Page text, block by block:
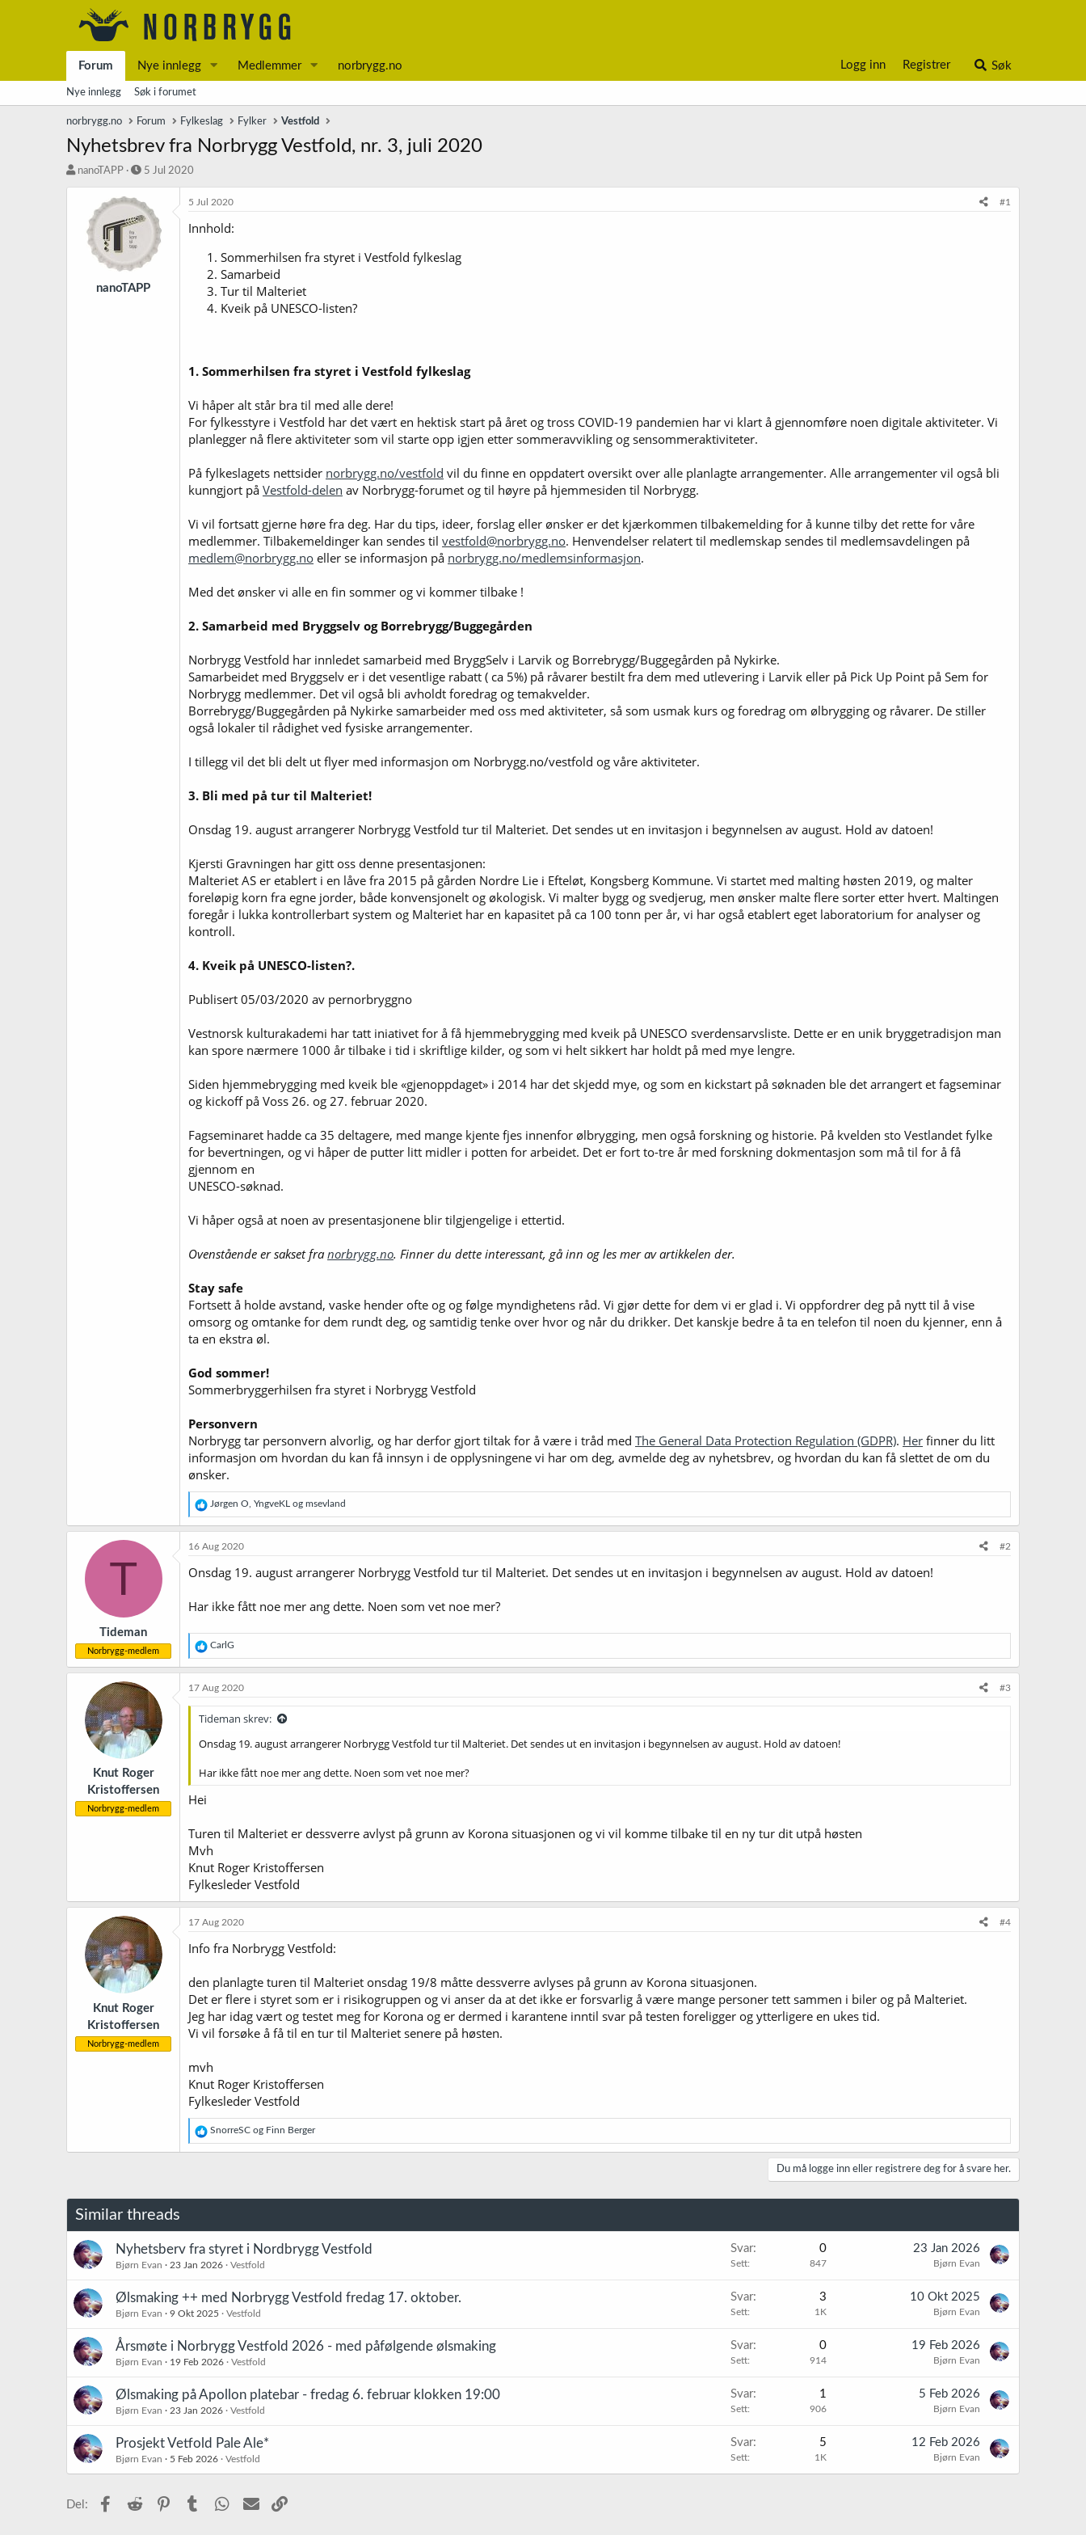
Forum Nye innlegg Medlemmer norbrygg.no Logg inn Registrer Søk
Nye innlegg Søk i forumet
norbrygg.no Forum Fylkeslag Fylker Vestfold
Nyhetsbrev fra Norbrygg Vestfold, nr. 3, juli 2020
T
nanoTAPP
S
r
a
o
5 Jul 2020
nanoTAPP
5 Jul 2020 #1
Innhold:
Sommerhilsen fra styret i Vestfold fylkeslag
Samarbeid
Tur til Malteriet
Kveik på UNESCO-listen?
1. Sommerhilsen fra styret i Vestfold fylkeslag
Vi håper alt står bra til med alle dere!
For fylkesstyre i Vestfold har det vært en hektisk start på året og tross COVID-19 pandemien har vi klart å gjennomføre noen digitale aktiviteter. Vi
planlegger nå flere aktiviteter som vil starte opp igjen etter sommeravvikling og sensommeraktiviteter.
På fylkeslagets nettsider norbrygg.no/vestfold vil du finne en oppdatert oversikt over alle planlagte arrangementer. Alle arrangementer vil også bli
kunngjort på Vestfold-delen av Norbrygg-forumet og til høyre på hjemmesiden til Norbrygg.
Vi vil fortsatt gjerne høre fra deg. Har du tips, ideer, forslag eller ønsker er det kjærkommen tilbakemelding for å kunne tilby det rette for våre
medlemmer. Tilbakemeldinger kan sendes til vestfold@norbrygg.no. Henvendelser relatert til medlemskap sendes til medlemsavdelingen på
medlem@norbrygg.no eller se informasjon på norbrygg.no/medlemsinformasjon.
Med det ønsker vi alle en fin sommer og vi kommer tilbake !
2. Samarbeid med Bryggselv og Borrebrygg/Buggegården
Norbrygg Vestfold har innledet samarbeid med BryggSelv i Larvik og Borrebrygg/Buggegården på Nykirke.
Samarbeidet med Bryggselv er i det vesentlige rabatt ( ca 5%) på råvarer bestilt fra dem med utlevering i Larvik eller på Pick Up Point på Sem for
Norbrygg medlemmer. Det vil også bli avholdt foredrag og temakvelder.
Borrebrygg/Buggegården på Nykirke samarbeider med oss med aktiviteter, så som usmak kurs og foredrag om ølbrygging og råvarer. De stiller
også lokaler til rådighet ved fysiske arrangementer.
I tillegg vil det bli delt ut flyer med informasjon om Norbrygg.no/vestfold og våre aktiviteter.
3. Bli med på tur til Malteriet!
Onsdag 19. august arrangerer Norbrygg Vestfold tur til Malteriet. Det sendes ut en invitasjon i begynnelsen av august. Hold av datoen!
Kjersti Gravningen har gitt oss denne presentasjonen:
Malteriet AS er etablert i en låve fra 2015 på gården Nordre Lie i Efteløt, Kongsberg Kommune. Vi startet med malting høsten 2019, og malter
foreløpig korn fra egne jorder, både konvensjonelt og økologisk. Vi malter bygg og svedjerug, men ønsker malte flere sorter etter hvert. Maltingen
foregår i lukka kontrollerbart system og Malteriet har en kapasitet på ca 100 tonn per år, vi har også etablert eget laboratorium for analyser og
kontroll.
4. Kveik på UNESCO-listen?.
Publisert 05/03/2020 av pernorbryggno
Vestnorsk kulturakademi har tatt iniativet for å få hjemmebrygging med kveik på UNESCO sverdensarvsliste. Dette er en unik bryggetradisjon man
kan spore nærmere 1000 år tilbake i tid i skriftlige kilder, og som vi helt sikkert har holdt på med mye lengre.
Siden hjemmebrygging med kveik ble «gjenoppdaget» i 2014 har det skjedd mye, og som en kickstart på søknaden ble det arrangert et fagseminar
og kickoff på Voss 26. og 27. februar 2020.
Fagseminaret hadde ca 35 deltagere, med mange kjente fjes innenfor ølbrygging, men også forskning og historie. På kvelden sto Vestlandet fylke
for bevertningen, og vi håper de putter litt midler i potten for arbeidet. Det er fort to-tre år med forskning dokmentasjon som må til for å få
gjennom en
UNESCO-søknad.
Vi håper også at noen av presentasjonene blir tilgjengelige i ettertid.
Ovenstående er sakset fra norbrygg.no. Finner du dette interessant, gå inn og les mer av artikkelen der.
Stay safe
Fortsett å holde avstand, vaske hender ofte og og følge myndighetens råd. Vi gjør dette for dem vi er glad i. Vi oppfordrer deg på nytt til å vise
omsorg og omtanke for dem rundt deg, og samtidig tenke over hvor og når du drikker. Det kanskje bedre å ta en telefon til noen du kjenner, enn å
ta en ekstra øl.
God sommer!
Sommerbryggerhilsen fra styret i Norbrygg Vestfold
Personvern
Norbrygg tar personvern alvorlig, og har derfor gjort tiltak for å være i tråd med The General Data Protection Regulation (GDPR). Her finner du litt
informasjon om hvordan du kan få innsyn i de opplysningene vi har om deg, avmelde deg av nyhetsbrev, og hvordan du kan få slettet de om du
ønsker.
R
e
a
o
e
:
Jørgen O YngveKL og msevland
T
Tideman
Norbrygg-medlem
16 Aug 2020 #2
Onsdag 19. august arrangerer Norbrygg Vestfold tur til Malteriet. Det sendes ut en invitasjon i begynnelsen av august. Hold av datoen!
Har ikke fått noe mer ang dette. Noen som vet noe mer?
R
e
a
j
o
e
:
CarlG
Knut Roger
Kristoffersen
Norbrygg-medlem
17 Aug 2020 #3
Tideman skrev:
Onsdag 19. august arrangerer Norbrygg Vestfold tur til Malteriet. Det sendes ut en invitasjon i begynnelsen av august. Hold av datoen!
Har ikke fått noe mer ang dette. Noen som vet noe mer?
Hei
Turen til Malteriet er dessverre avlyst på grunn av Korona situasjonen og vi vil komme tilbake til en ny tur dit utpå høsten
Mvh
Knut Roger Kristoffersen
Fylkesleder Vestfold
Knut Roger
Kristoffersen
Norbrygg-medlem
17 Aug 2020 #4
Info fra Norbrygg Vestfold:
den planlagte turen til Malteriet onsdag 19/8 måtte dessverre avlyses på grunn av Korona situasjonen.
Det er flere i styret som er i risikogruppen og vi anser da at det ikke er forsvarlig å være mange personer tett sammen i biler og på Malteriet.
Jeg har idag vært og testet meg for Korona og er dermed i karantene inntil svar på testen foreligger og ytterligere en ukes tid.
Vi vil forsøke å få til en tur til Malteriet senere på høsten.
mvh
Knut Roger Kristoffersen
Fylkesleder Vestfold
R
e
a
e
r
SnorreSC og Finn Berger
Du må logge inn eller registrere deg for å svare her.
Similar threads
Nyhetsberv fra styret i Nordbrygg Vestfold
Bjørn Evan 23 Jan 2026 Vestfold
Svar 0
Sett 847
23 Jan 2026
Bjørn Evan
Ølsmaking ++ med Norbrygg Vestfold fredag 17. oktober.
Bjørn Evan 9 Okt 2025 Vestfold
Svar 3
Sett 1K
10 Okt 2025
Bjørn Evan
Årsmøte i Norbrygg Vestfold 2026 - med påfølgende ølsmaking
Bjørn Evan 19 Feb 2026 Vestfold
Svar 0
Sett 914
19 Feb 2026
Bjørn Evan
Ølsmaking på Apollon platebar - fredag 6. februar klokken 19:00
Bjørn Evan 23 Jan 2026 Vestfold
Svar 1
Sett 906
5 Feb 2026
Bjørn Evan
Prosjekt Vetfold Pale Ale*
Bjørn Evan 5 Feb 2026 Vestfold
Svar 5
Sett 1K
12 Feb 2026
Bjørn Evan
Del: Facebook
Reddit PinterestTumblr WhatsApp
E-post